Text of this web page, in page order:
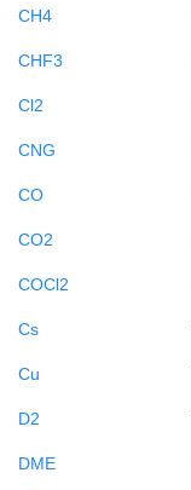
CH4
CHF3
Cl2
CNG
CO
CO2
COCl2
Cs
Cu
D2
DME